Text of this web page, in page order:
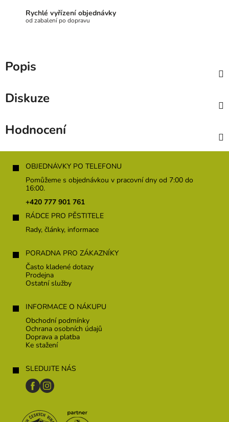
Rychlé vyřízení objednávky
od zabalení po dopravu
Popis
Diskuze
Hodnocení
Z
OBJEDNÁVKY PO TELEFONU
Pomůžeme s objednávkou v pracovní dny od 7:00 do
16:00.
+420 777 901 761
RÁDCE PRO PĚSTITELE
Rady, články, informace
PORADNA PRO ZÁKAZNÍKY
Často kladené dotazy
Prodejna
Ostatní služby
INFORMACE O NÁKUPU
Obchodní podmínky
Ochrana osobních údajů
Doprava a platba
Ke stažení
SLEDUJTE NÁS